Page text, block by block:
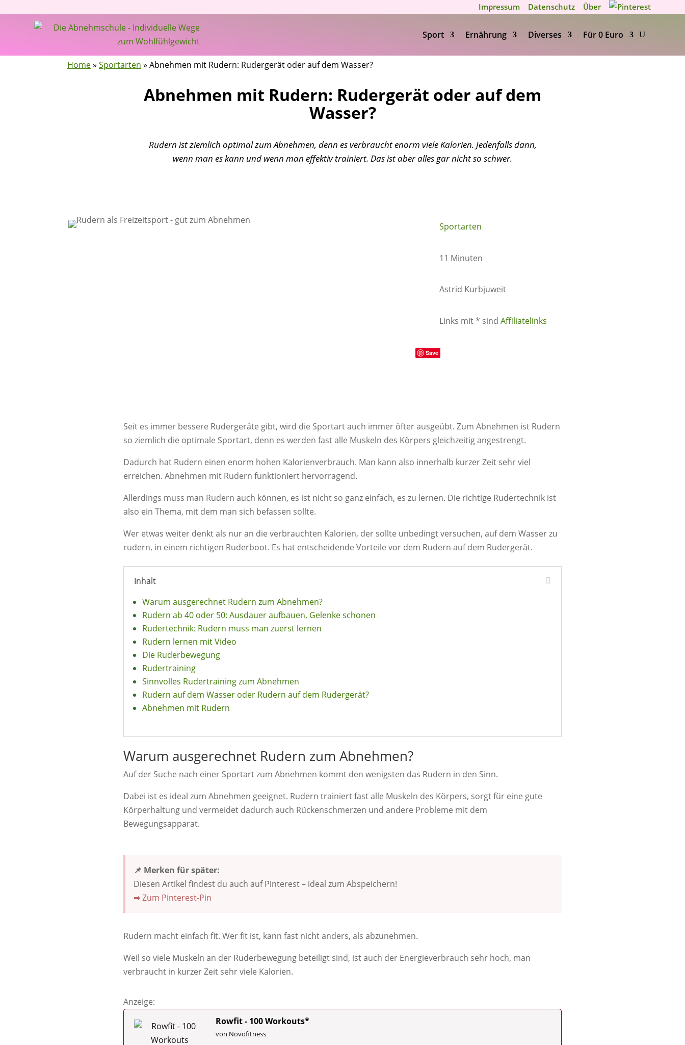
Impressum Datenschutz Über
Sport Ernährung Diverses Für 0 Euro
Home» Sportarten » Abnehmen mit Rudern: Rudergerät oder auf dem Wasser?
Abnehmen mit Rudern: Rudergerät oder auf dem
Wasser?
Rudern ist ziemlich optimal zum Abnehmen, denn es verbraucht enorm viele Kalorien. Jedenfalls dann,
wenn man es kann und wenn man effektiv trainiert. Das ist aber alles gar nicht so schwer.
Sportarten
11 Minuten
Astrid Kurbjuweit
Links mit * sindAffiliatelinks
Save
Seit es immer bessere Rudergeräte gibt, wird die Sportart auch immer öfter ausgeübt. Zum Abnehmen ist Rudern
so ziemlich die optimale Sportart, denn es werden fast alle Muskeln des Körpers gleichzeitig angestrengt.
Dadurch hat Rudern einen enorm hohen Kalorienverbrauch. Man kann also innerhalb kurzer Zeit sehr viel
erreichen. Abnehmen mit Rudern funktioniert hervorragend.
Allerdings muss man Rudern auch können, es ist nicht so ganz einfach, es zu lernen. Die richtige Rudertechnik ist
also ein Thema, mit dem man sich befassen sollte.
Wer etwas weiter denkt als nur an die verbrauchten Kalorien, der sollte unbedingt versuchen, auf dem Wasser zu
rudern, in einem richtigen Ruderboot. Es hat entscheidende Vorteile vor dem Rudern auf dem Rudergerät.
Inhalt
Warum ausgerechnet Rudern zum Abnehmen?
Rudern ab 40 oder 50: Ausdauer aufbauen, Gelenke schonen
Rudertechnik: Rudern muss man zuerst lernen
Rudern lernen mit Video
Die Ruderbewegung
Rudertraining
Sinnvolles Rudertraining zum Abnehmen
Rudern auf dem Wasser oder Rudern auf dem Rudergerät?
Abnehmen mit Rudern
Warum ausgerechnet Rudern zum Abnehmen?
Auf der Suche nach einer Sportart zum Abnehmen kommt den wenigsten das Rudern in den Sinn.
Dabei ist es ideal zum Abnehmen geeignet. Rudern trainiert fast alle Muskeln des Körpers, sorgt für eine gute
Körperhaltung und vermeidet dadurch auch Rückenschmerzen und andere Probleme mit dem
Bewegungsapparat.
📌 Merken für später:
Diesen Artikel findest du auch auf Pinterest – ideal zum Abspeichern!
➡ Zum Pinterest-Pin
Rudern macht einfach fit. Wer fit ist, kann fast nicht anders, als abzunehmen.
Weil so viele Muskeln an der Ruderbewegung beteiligt sind, ist auch der Energieverbrauch sehr hoch, man
verbraucht in kurzer Zeit sehr viele Kalorien.
Anzeige:
Rowfit - 100 Workouts*
von Novofitness